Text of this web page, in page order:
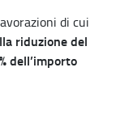
di cui
riduzione del
dell’importo